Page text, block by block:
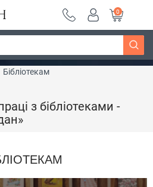
20%
0
Бібліотекам
з бібліотеками -